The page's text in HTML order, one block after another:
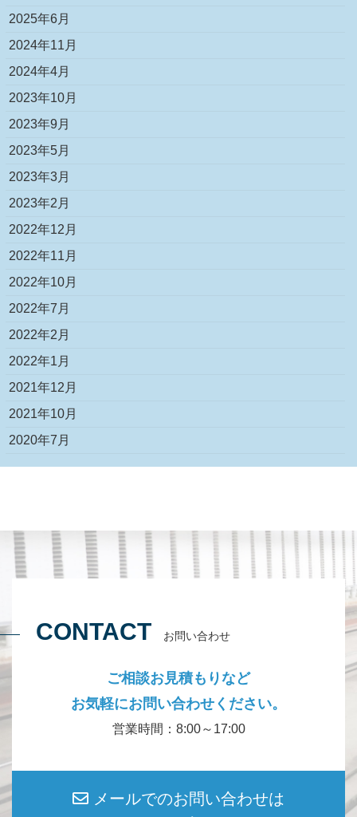
2025年6月
2024年11月
2024年4月
2023年10月
2023年9月
2023年5月
2023年3月
2023年2月
2022年12月
2022年11月
2022年10月
2022年7月
2022年2月
2022年1月
2021年12月
2021年10月
2020年7月
CONTACT お問い合わせ
ご相談お見積もりなど
お気軽にお問い合わせください。
営業時間：8:00～17:00
メールでのお問い合わせは